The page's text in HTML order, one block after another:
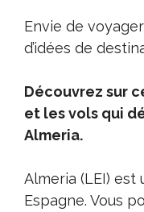
Envie de
d’idées de
Découvrez sur
et les vols qui
Almeria.
Almeria (LEI)
Espagne. Vous